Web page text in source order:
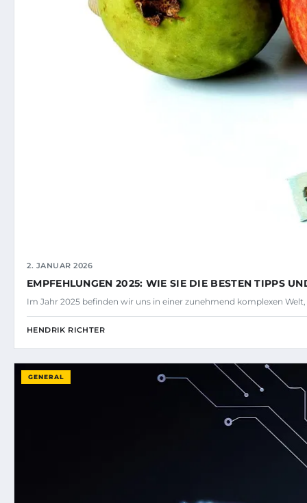
2. JANUAR 2026
EMPFEHLUNGEN 2025: WIE SIE DIE BESTEN TIPPS
Im Jahr 2025 befinden wir uns in einer zunehmend komplexen
HENDRIK RICHTER
GENERAL